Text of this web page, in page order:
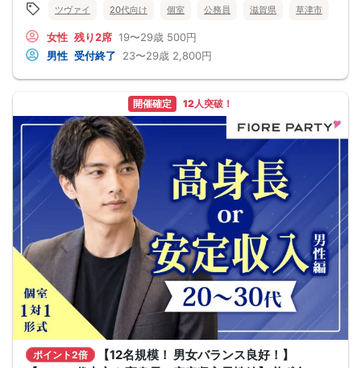
同じ日、同じ場所、同じ時間に参加した――
ツヴァイ 20代向け 個室 公務員 滋賀県 草津市
女性 残り2席 19〜29歳 500円
男性 受付終了 23〜29歳 2,800円
開催確定 12人突破！
ポイント2倍
【12名規模！ 男女バランス良好！】